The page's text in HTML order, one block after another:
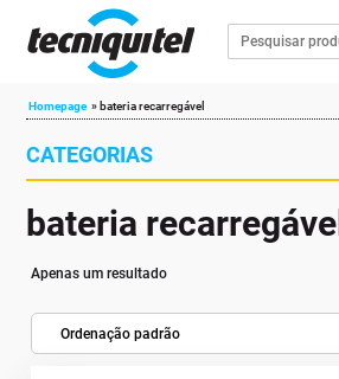
Homepage » bateria recarregável
CATEGORIAS
bateria recarregável
Apenas um resultado